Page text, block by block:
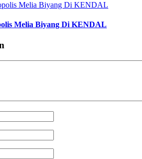
Melia Biyang Di KENDAL